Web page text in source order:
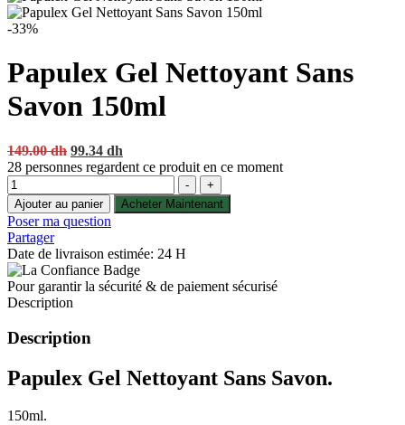
-33%
Papulex Gel Nettoyant Sans
Savon 150ml
149.00dh Original
price
149.00 dh.
99.34 dh
price
99.34 dh.
28 personnes regardent ce produit en ce moment
Quantité
-
+
Ajouter au panier
Acheter Maintenant
Poser ma question
Partager
Date de livraison estimée: 24 H
Pour garantir la sécurité & de paiement sécurisé
Description
Description
Papulex Gel Nettoyant Sans Savon.
150ml.